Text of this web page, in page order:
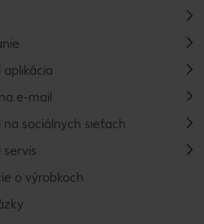
aplikácia
e-mail
na sociálnych sieťach
servis
o výrobkoch